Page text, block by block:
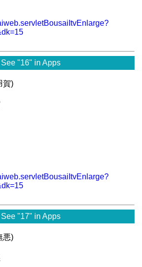
See "16" in Apps
賀)
See "17" in Apps
悪)